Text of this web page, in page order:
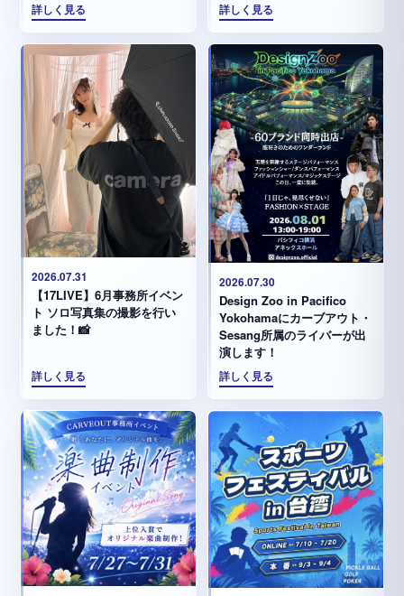
詳しく見る 詳しく見る
2026.07.31
【17LIVE】6月事務所イベン
ト ソロ写真集の撮影を行い
ました！📸
詳しく見る
2026.07.30
Design Zoo in Pacifico
Yokohamaにカーブアウト・
Sesang所属のライバーが出
演します！
詳しく見る